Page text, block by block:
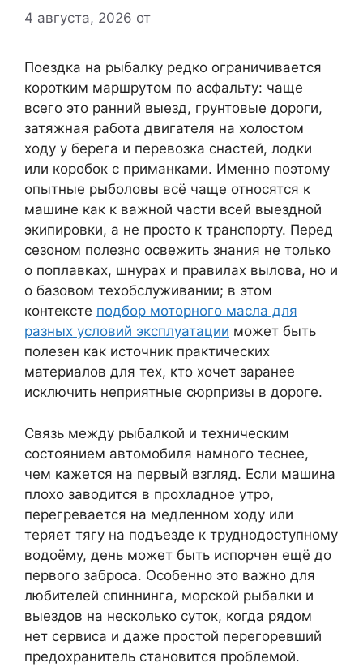
4 августа, 2026 от
Поездка на рыбалку редко ограничивается
коротким маршрутом по асфальту: чаще
всего это ранний выезд, грунтовые дороги,
затяжная работа двигателя на холостом
ходу у берега и перевозка снастей, лодки
или коробок с приманками. Именно поэтому
опытные рыболовы всё чаще относятся к
машине как к важной части всей выездной
экипировки, а не просто к транспорту. Перед
сезоном полезно освежить знания не только
о поплавках, шнурах и правилах вылова, но и
о базовом техобслуживании; в этом
контексте подбор моторного масла для
разных условий эксплуатации может быть
полезен как источник практических
материалов для тех, кто хочет заранее
исключить неприятные сюрпризы в дороге.
Связь между рыбалкой и техническим
состоянием автомобиля намного теснее,
чем кажется на первый взгляд. Если машина
плохо заводится в прохладное утро,
перегревается на медленном ходу или
теряет тягу на подъезде к труднодоступному
водоёму, день может быть испорчен ещё до
первого заброса. Особенно это важно для
любителей спиннинга, морской рыбалки и
выездов на несколько суток, когда рядом
нет сервиса и даже простой перегоревший
предохранитель становится проблемой.